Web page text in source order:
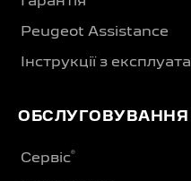
Peugeot Assistance
Інструкції з
ОБСЛУГОВУВАННЯ
Сервіс®